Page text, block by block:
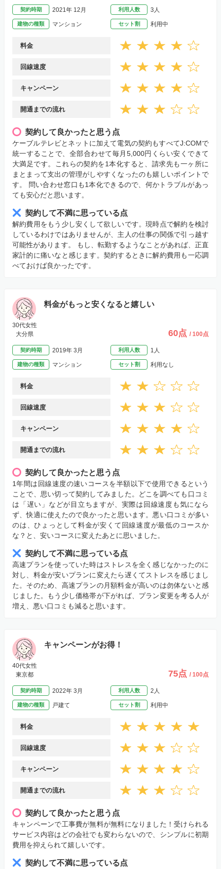
契約時期 2021年 12月 利用人数 3人
建物の種類 マンション セット割 利用中
料金
回線速度
キャンペーン
開通までの流れ
契約して良かったと思う点
ケーブルテレビとネットに加えて電気の契約もすべてJ:COMで
統一することで、全部合わせて毎月5,000円くらい安くできて
大満足です。これらの契約を1本化すると、請求先も一ヶ所に
まとまって支出の管理がしやすくなったのも嬉しいポイントで
す。 問い合わせ窓口も1本化できるので、何かトラブルがあっ
ても安心だと思います。
契約して不満に思っている点
解約費用をもう少し安くして欲しいです。現時点で解約を検討
しているわけではありませんが、主人の仕事の関係で引っ越す
可能性があります。 もし、転勤するようなことがあれば、正直
家計的に痛いなと感じます。契約するときに解約費用も一応調
べておけば良かったです。
料金がもっと安くなると嬉しい
30代女性
大分県
60点 / 100点
契約時期 2019年 3月 利用人数 1人
建物の種類 マンション セット割 利用なし
料金
回線速度
キャンペーン
開通までの流れ
契約して良かったと思う点
1年間は回線速度の速いコースを半額以下で使用できるという
ことで、思い切って契約してみました。どこを調べても口コミ
は「遅い」などが目立ちますが、実際は回線速度も気になら
ず、快適に使えたので良かったと思います。悪い口コミが多い
のは、ひょっとして料金が安くて回線速度が最低のコースか
な？と、安いコースに変えたあとに思いました。
契約して不満に思っている点
高速プランを使っていた時はストレスを全く感じなかったのに
対し、料金が安いプランに変えたら遅くてストレスを感じまし
た。そのため、高速プランの月額料金が高いのは勿体ないと感
じました。もう少し価格帯が下がれば、プラン変更を考る人が
増え、悪い口コミも減ると思います。
キャンペーンがお得！
40代女性
東京都
75点 / 100点
契約時期 2022年 3月 利用人数 2人
建物の種類 戸建て セット割 利用中
料金
回線速度
キャンペーン
開通までの流れ
契約して良かったと思う点
キャンペーンで工事費が無料が無料になりました！受けられる
サービス内容はどの会社でも変わらないので、シンプルに初期
費用を抑えられて嬉しいです。
契約して不満に思っている点